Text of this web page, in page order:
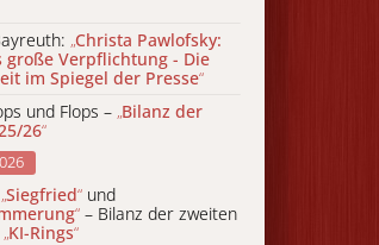
„Christa Pawlofsky:
große Verpflichtung - Die
im Spiegel der Presse“
und Flops – „Bilanz der
26“
„Siegfried“ und
“ – Bilanz der zweiten
„KI-Rings“